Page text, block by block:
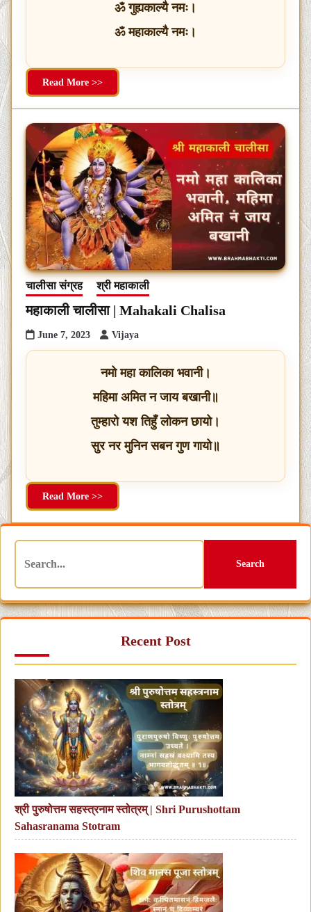
ॐ गुह्यकाल्यै नमः।
ॐ महाकाल्यै नमः।
Read More >>
चालीसा संग्रह श्री महाकाली
महाकाली चालीसा | Mahakali Chalisa
June 7, 2023 Vijaya
नमो महा कालिका भवानी।
महिमा अमित न जाय बखानी॥
तुम्हारो यश तिहुँ लोकन छायो।
सुर नर मुनिन सबन गुण गायो॥
Read More >>
Search
Recent Post
श्री पुरुषोत्तम सहस्त्रनाम स्तोत्रम् | Shri Purushottam
Sahasranama Stotram